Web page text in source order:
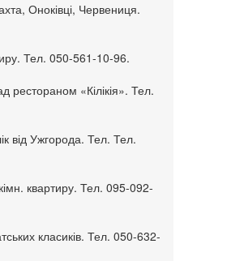
Оноківці, Червениця.
Тел. 050-561-10-96.
рестораном «Кілікія». Тел.
від Ужгорода. Тел. Тел.
квартиру. Тел. 095-092-
класиків. Тел. 050-632-